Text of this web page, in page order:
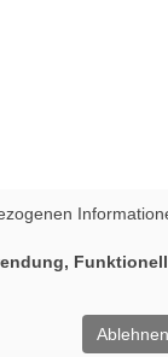
Ablehnen